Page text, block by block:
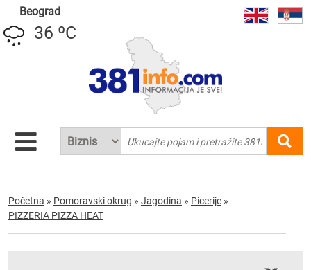
Beograd
36 ºC
Početna » Pomoravski okrug » Jagodina » Picerije »
PIZZERIA PIZZA HEAT